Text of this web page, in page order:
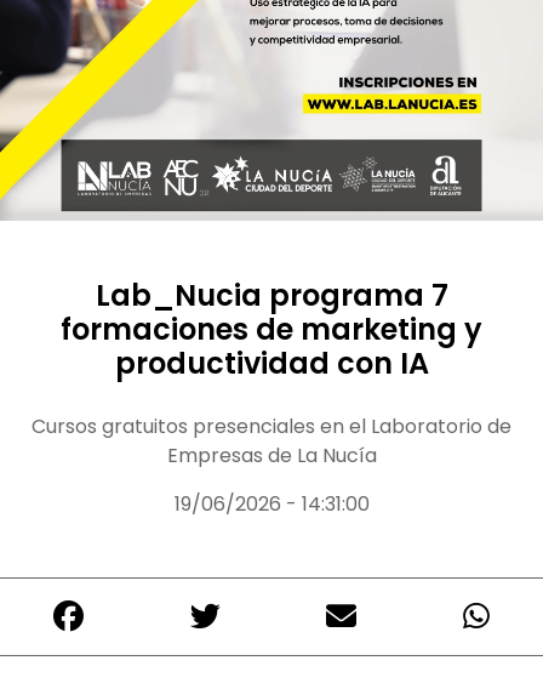
Lab_Nucia programa 7
formaciones de marketing y
productividad con IA
Cursos gratuitos presenciales en el Laboratorio de
Empresas de La Nucía
19/06/2026 - 14:31:00